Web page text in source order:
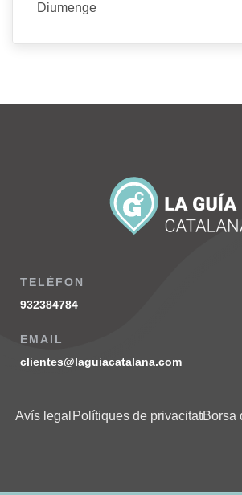
Diumenge
TELÈFON
932384784
EMAIL
clientes@laguiacatalana.com
Avís legal Polítiques de privacitatBorsa